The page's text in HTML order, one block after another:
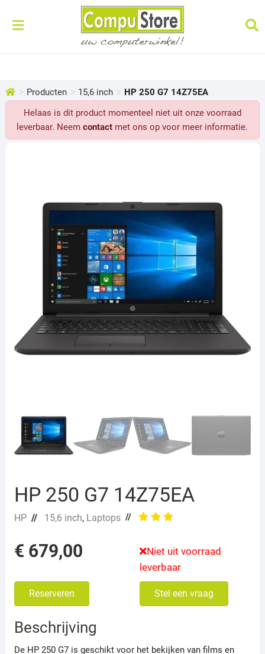
> Producten > 15,6 inch > HP 250 G7 14Z75EA
Helaas is dit product momenteel niet uit onze voorraad
leverbaar. Neemcontact met ons op voor meer informatie.
HP 250 G7 14Z75EA
HP// 15,6 inch, Laptops//
€ 679,00
Niet uit voorraad
leverbaar
Reserveren Stel een vraag
Beschrijving
De HP 250 G7 is geschikt voor het bekijken van films en